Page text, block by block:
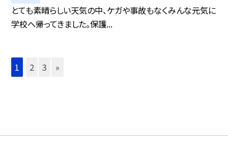
とても素晴らしい天気の中、ケガや事故もなくみんな元気に
学校へ帰ってきました。保護...
1 2 3 »